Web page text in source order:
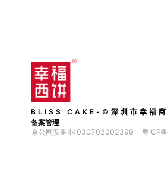
BLISS CAKE-©深圳市幸福商
备案管理
京公网安备44030702002399
粤ICP